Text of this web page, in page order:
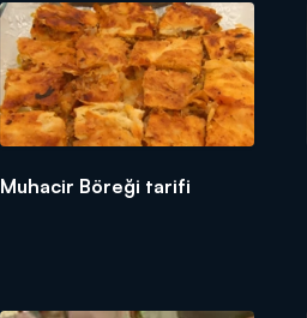
Muhacir Böreği tarifi